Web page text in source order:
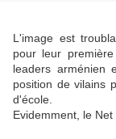
L'image est
pour leur
leaders arménien
position de vilains
d'école.
Evidemment, le